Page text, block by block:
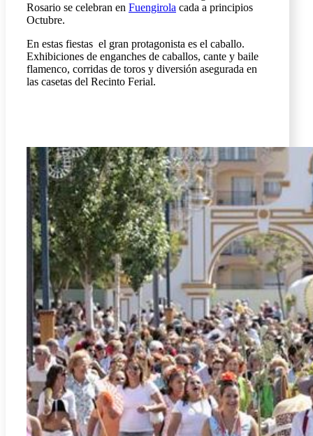
Rosario se celebran en Fuengirola cada a principios
Octubre.
En estas fiestas el gran protagonista es el caballo.
Exhibiciones de enganches de caballos, cante y baile
flamenco, corridas de toros y diversión asegurada en
las casetas del Recinto Ferial.